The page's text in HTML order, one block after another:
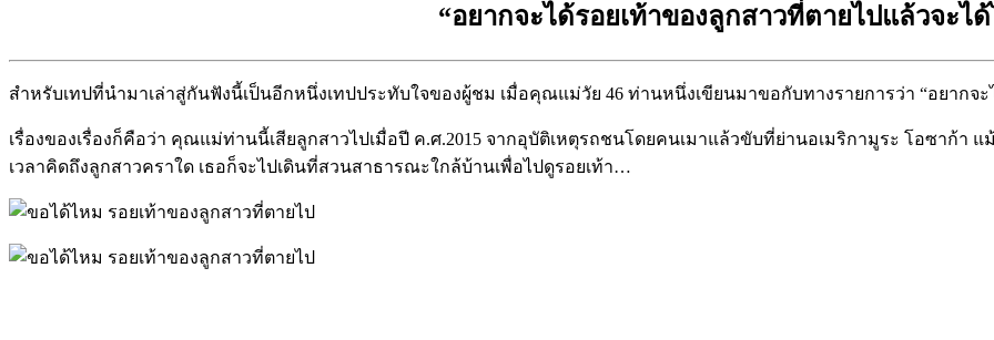
“อยากจะได้รอยเท้าของลูกสาวที่ตายไปแล้วจะไ
สำหรับเทปที่นำมาเล่าสู่กันฟังนี้เป็นอีกหนึ่งเทปประทับใจของผู้ชม เมื่อคุณแม่วัย 46 ท่านหนึ่งเขียนมาขอกับทางรายการว่า “อยากจ
เรื่องของเรื่องก็คือว่า คุณแม่ท่านนี้เสียลูกสาวไปเมื่อปี ค.ศ.2015 จากอุบัติเหตุรถชนโดยคนเมาแล้วขับที่ย่านอเมริกามูระ โอซาก้
เวลาคิดถึงลูกสาวคราใด เธอก็จะไปเดินที่สวนสาธารณะใกล้บ้านเพื่อไปดูรอยเท้า…